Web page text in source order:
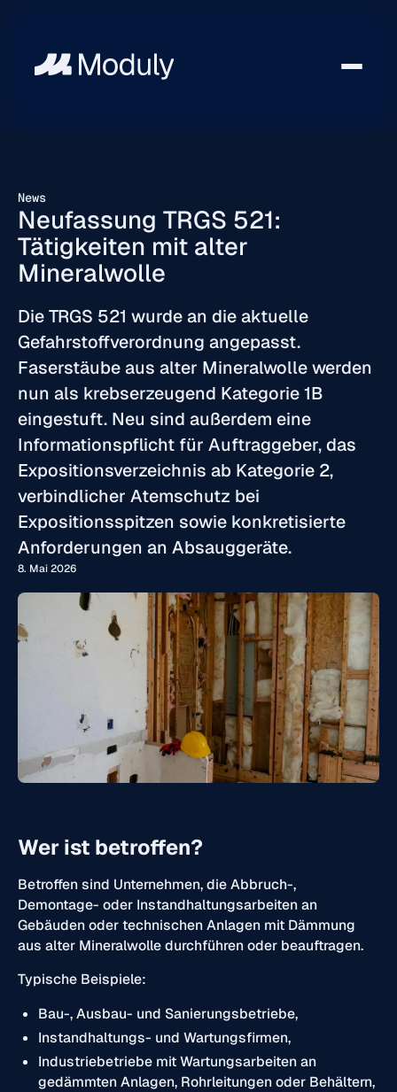
News
Neufassung TRGS 521:
Tätigkeiten mit alter
Mineralwolle
Die TRGS 521 wurde an die aktuelle
Gefahrstoffverordnung angepasst.
Faserstäube aus alter Mineralwolle werden
nun als krebserzeugend Kategorie 1B
eingestuft. Neu sind außerdem eine
Informationspflicht für Auftraggeber, das
Expositionsverzeichnis ab Kategorie 2,
verbindlicher Atemschutz bei
Expositionsspitzen sowie konkretisierte
Anforderungen an Absauggeräte.
8. Mai 2026
Wer ist betroffen?
Betroffen sind Unternehmen, die Abbruch-,
Demontage- oder Instandhaltungsarbeiten an
Gebäuden oder technischen Anlagen mit Dämmung
aus alter Mineralwolle durchführen oder beauftragen.
Typische Beispiele:
Bau-, Ausbau- und Sanierungsbetriebe,
Instandhaltungs- und Wartungsfirmen,
Industriebetriebe mit Wartungsarbeiten an
gedämmten Anlagen, Rohrleitungen oder Behältern,